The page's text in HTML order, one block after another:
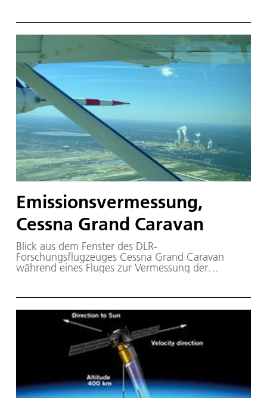
allem der Erforschung von Methoden zur
radarbasierten Wettervorhersage.
Emissionsvermessung,
Cessna Grand Caravan
Blick aus dem Fenster des DLR-
Forschungsflugzeuges Cessna Grand Caravan
während eines Fluges zur Vermessung der